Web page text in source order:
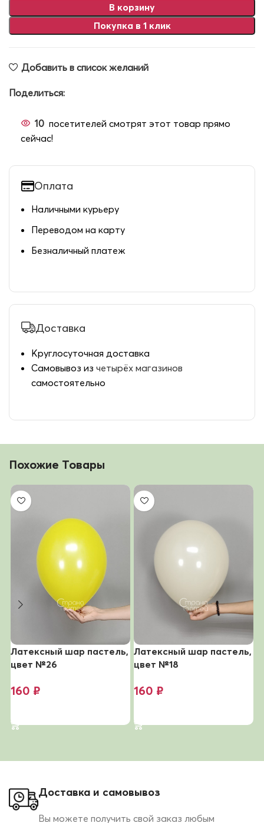
В корзину
Покупка в 1 клик
Добавить в список желаний
Поделиться:
10 посетителей смотрят этот товар прямо
сейчас!
Оплата
Наличными курьеру
Переводом на карту
Безналичный платеж
Доставка
Круглосуточная доставка
Самовывоз из четырёх магазинов
самостоятельно
Похожие Товары
Латексный шар пастель,
цвет №26
160 ₽
Латексный шар пастель,
цвет №18
160 ₽
Доставка и самовывоз
Вы можете получить свой заказ любым